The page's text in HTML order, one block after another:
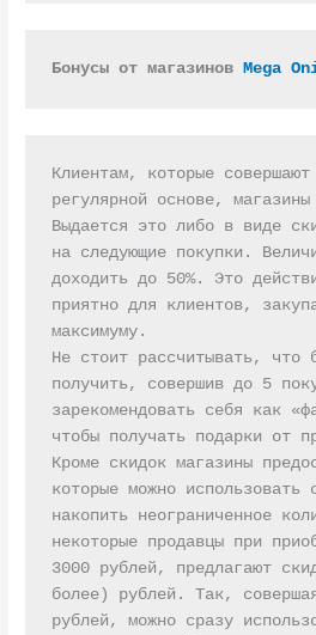
Бонусы от магазинов Mega
Клиентам, которые
регулярной основе,
Выдается это либо в виде
на следующие покупки.
доходить до 50%. Это
приятно для клиентов,
максимуму.
Не стоит рассчитывать, что
получить, совершив до 5
зарекомендовать себя как
чтобы получать подарки от
Кроме скидок магазины
которые можно использовать
накопить неограниченное
некоторые продавцы при
3000 рублей, предлагают
более) рублей. Так,
рублей, можно сразу